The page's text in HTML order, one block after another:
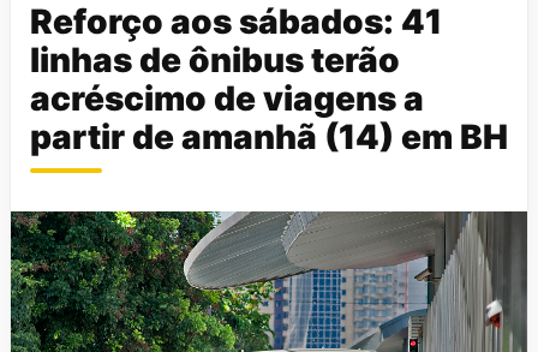
Reforço aos sábados: 41
linhas de ônibus terão
acréscimo de viagens a
partir de amanhã (14) em BH